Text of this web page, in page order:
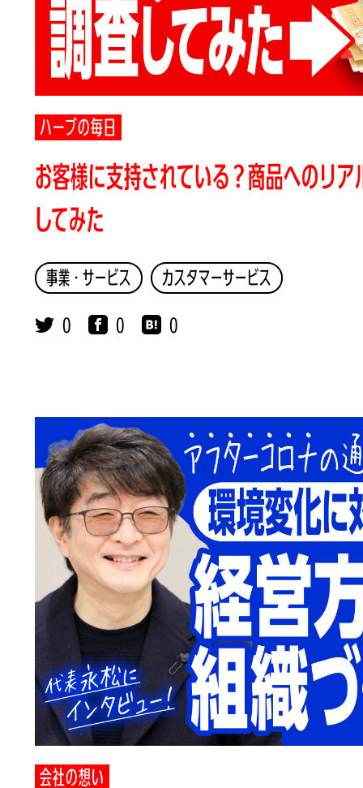
ハーブの毎日
お客様に支持されている？商品へのリ
してみた
事業・サービス カスタマーサービス
0 0 0
会社の想い